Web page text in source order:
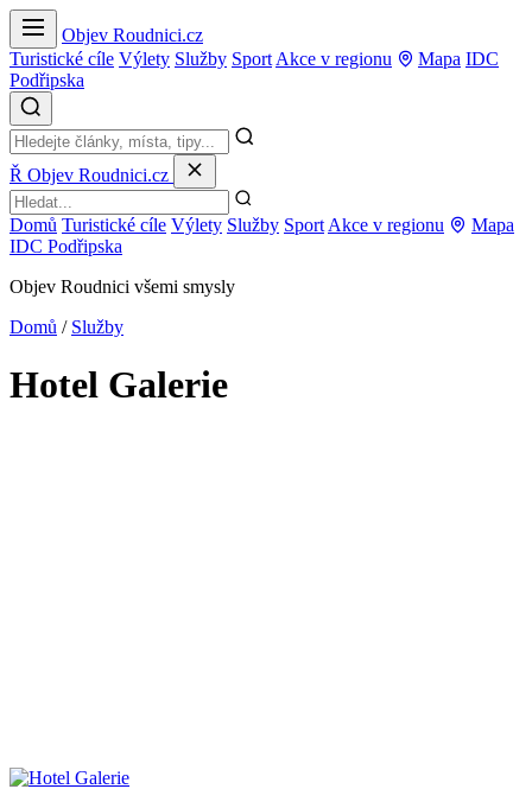
Objev Roudnici.cz
Turistické cíle Výlety Služby Sport Akce v regionu Mapa IDC
Podřipska
Ř Objev Roudnici.cz
Domů Turistické cíle Výlety Služby Sport Akce v regionu
Mapa
IDC Podřipska
Objev Roudnici všemi smysly
Domů / Služby
Hotel Galerie